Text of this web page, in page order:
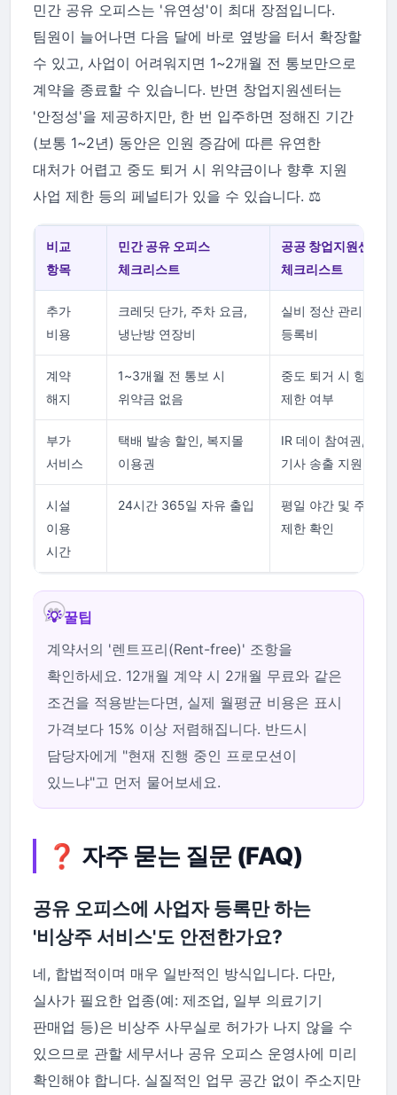
민간 공유 오피스는 '유연성'이 최대 장점입니다.
팀원이 늘어나면 다음 달에 바로 옆방을 터서 확장할
수 있고, 사업이 어려워지면 1~2개월 전 통보만으로
계약을 종료할 수 있습니다. 반면 창업지원센터는
'안정성'을 제공하지만, 한 번 입주하면 정해진 기간
(보통 1~2년) 동안은 인원 증감에 따른 유연한
대처가 어렵고 중도 퇴거 시 위약금이나 향후 지원
사업 제한 등의 페널티가 있을 수 있습니다. ⚖️
비교
항목
민간 공유 오피스
체크리스트
공공 창업지원센터
체크리스트
추가
비용
크레딧 단가, 주차 요금,
냉난방 연장비
실비 정산 관리비, 주
등록비
계약
해지
1~3개월 전 통보 시
위약금 없음
중도 퇴거 시 향후 입
제한 여부
부가
서비스
택배 발송 할인, 복지몰
이용권
IR 데이 참여권, 홍보
기사 송출 지원
시설
이용
시간
24시간 365일 자유 출입
평일 야간 및 주말 출
제한 확인
💡 꿀팁
계약서의 '렌트프리(Rent-free)' 조항을
확인하세요. 12개월 계약 시 2개월 무료와 같은
조건을 적용받는다면, 실제 월평균 비용은 표시
가격보다 15% 이상 저렴해집니다. 반드시
담당자에게 "현재 진행 중인 프로모션이
있느냐"고 먼저 물어보세요.
❓ 자주 묻는 질문 (FAQ)
공유 오피스에 사업자 등록만 하는
'비상주 서비스'도 안전한가요?
네, 합법적이며 매우 일반적인 방식입니다. 다만,
실사가 필요한 업종(예: 제조업, 일부 의료기기
판매업 등)은 비상주 사무실로 허가가 나지 않을 수
있으므로 관할 세무서나 공유 오피스 운영사에 미리
확인해야 합니다. 실질적인 업무 공간 없이 주소지만